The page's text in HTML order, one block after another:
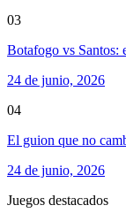
03
Botafogo vs Santos:
24 de junio, 2026
04
El guion que no
24 de junio, 2026
Juegos destacados